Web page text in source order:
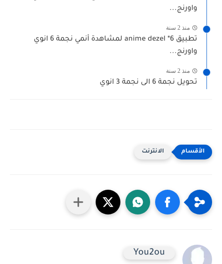
واورنج...
منذ 2 سنة
تطبيق anime dezel *6 لمشاهدة أنمي نجمة 6 انوي
واورنج...
منذ 2 سنة
تحويل نجمة 6 الى نجمة 3 انوي
الانترنت
You2ou